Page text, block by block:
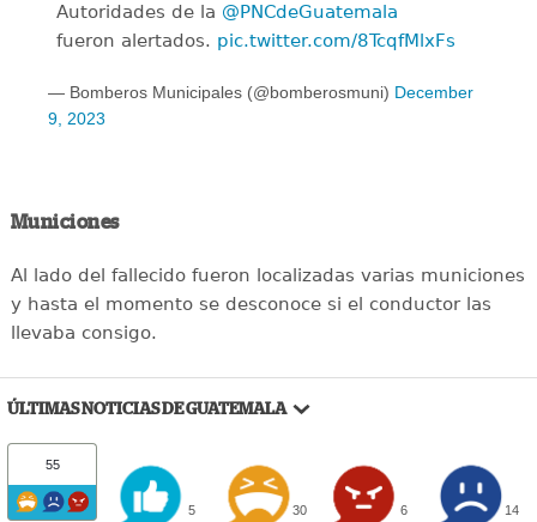
Autoridades de la @PNCdeGuatemala
fueron alertados. pic.twitter.com/8TcqfMlxFs
— Bomberos Municipales (@bomberosmuni) December
9, 2023
Municiones
Al lado del fallecido fueron localizadas varias municiones
y hasta el momento se desconoce si el conductor las
llevaba consigo.
ÚLTIMAS NOTICIAS DE GUATEMALA
55
5 30 6 14